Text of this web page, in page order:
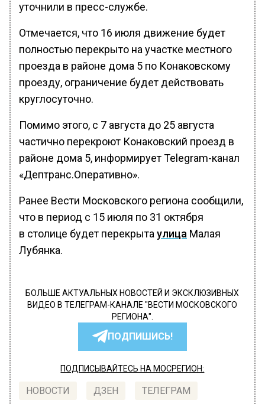
уточнили в пресс-службе.
Отмечается, что 16 июля движение будет
полностью перекрыто на участке местного
проезда в районе дома 5 по Конаковскому
проезду, ограничение будет действовать
круглосуточно.
Помимо этого, с 7 августа до 25 августа
частично перекроют Конаковский проезд в
районе дома 5, информирует Telegram-канал
«Дептранс.Оперативно».
Ранее Вести Московского региона сообщили,
что в период с 15 июля по 31 октября
в столице будет перекрыта улица Малая
Лубянка.
БОЛЬШЕ АКТУАЛЬНЫХ НОВОСТЕЙ И ЭКСКЛЮЗИВНЫХ
ВИДЕО В ТЕЛЕГРАМ-КАНАЛЕ "ВЕСТИ МОСКОВСКОГО
РЕГИОНА".
ПОДПИШИСЬ!
ПОДПИСЫВАЙТЕСЬ НА МОСРЕГИОН:
НОВОСТИ ДЗЕН ТЕЛЕГРАМ